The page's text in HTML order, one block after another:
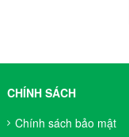
CHÍNH SÁCH
Chính sách bảo mật